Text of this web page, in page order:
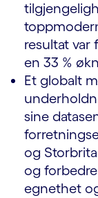
resultat var
en 33 %
Et globalt
sine
og
og
egnethet